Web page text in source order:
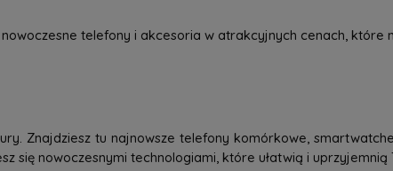
telefony i akcesoria w atrakcyjnych cenach, które
Znajdziesz tu najnowsze telefony komórkowe,
się nowoczesnymi technologiami, które ułatwią i uprzyjemnią